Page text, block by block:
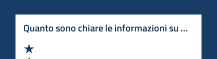
Quanto sono chiare le informazioni su questa